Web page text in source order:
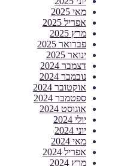
מאי 2025
אפריל 2025
מרץ 2025
פברואר 2025
ינואר 2025
דצמבר 2024
נובמבר 2024
אוקטובר 2024
ספטמבר 2024
אוגוסט 2024
יולי 2024
יוני 2024
מאי 2024
אפריל 2024
מרץ 2024